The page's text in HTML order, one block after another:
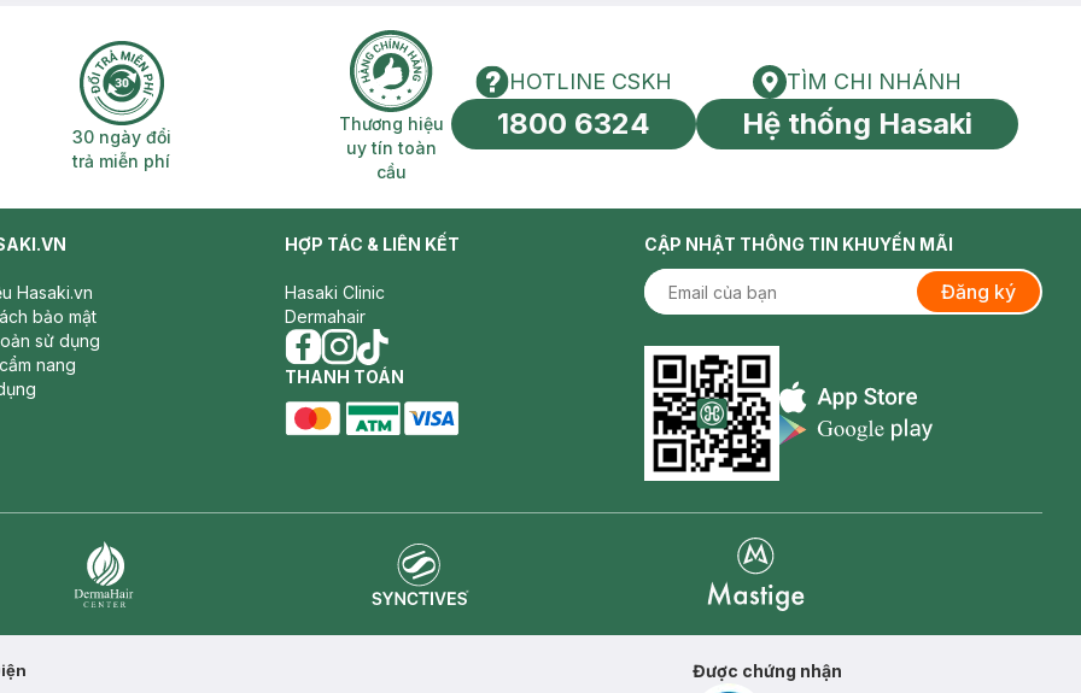
2H 30 ngày đổi trả miễn phí
30 ngày đổi
trả miễn phí
Thương hiệu uy tín toàn cầu
Thương hiệu
uy tín toàn
cầu
HOTLINE CSKH
HOTLINE CSKH
1800 6324
Tìm chi nhánh
TÌM CHI NHÁNH
Hệ thống Hasaki
Hasaki.vn
bảo mật
sử dụng
nang
HỢP TÁC & LIÊN KẾT
Hasaki Clinic
Dermahair
facebook
instagram
tiktok
THANH TOÁN
CẬP NHẬT THÔNG TIN KHUYẾN MÃI
Đăng ký
Appstore icon
Được chứng nhận